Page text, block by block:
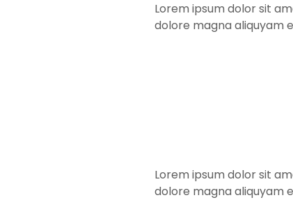
Lorem ipsum dolor sit
dolore magna aliquyam
Lorem ipsum dolor sit
dolore magna aliquyam